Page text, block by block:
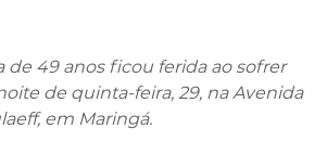
de 49 anos ficou ferida ao sofrer
de quinta-feira, 29, na Avenida
em Maringá.